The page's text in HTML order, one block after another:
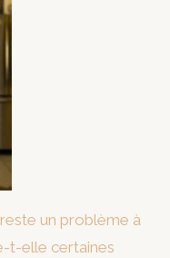
un problème à
t-elle certaines